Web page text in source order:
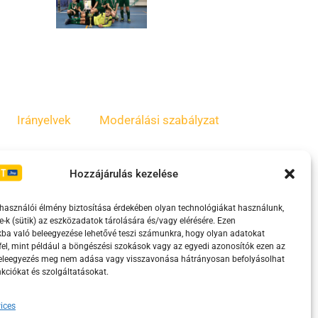
Hozzájárulás kezelése
élmény biztosítása érdekében olyan technológiákat használunk,
k (sütik) az eszközadatok tárolására és/vagy elérésére. Ezen
való beleegyezése lehetővé teszi számunkra, hogy olyan adatokat
mint például a böngészési szokások vagy az egyedi azonosítók ezen az
meg nem adása vagy visszavonása hátrányosan befolyásolhat
és szolgáltatásokat.
Irányelvek Moderálási szabályzat
támogatja.